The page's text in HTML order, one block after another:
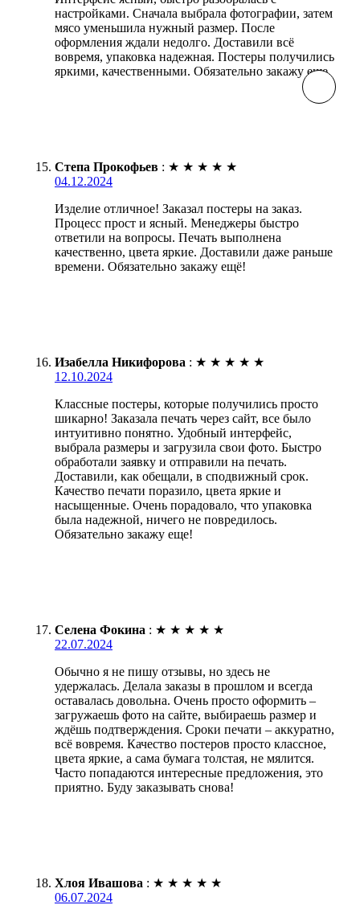
настройками. Сначала выбрала фотографии, затем
мясо уменьшила нужный размер. После
оформления ждали недолго. Доставили всё
вовремя, упаковка надежная. Постеры получились
яркими, качественными. Обязательно закажу еще.
Степа Прокофьев : ★ ★ ★ ★ ★
04.12.2024
Изделие отличное! Заказал постеры на заказ.
Процесс прост и ясный. Менеджеры быстро
ответили на вопросы. Печать выполнена
качественно, цвета яркие. Доставили даже раньше
времени. Обязательно закажу ещё!
Изабелла Никифорова : ★ ★ ★ ★ ★
12.10.2024
Классные постеры, которые получились просто
шикарно! Заказала печать через сайт, все было
интуитивно понятно. Удобный интерфейс,
выбрала размеры и загрузила свои фото. Быстро
обработали заявку и отправили на печать.
Доставили, как обещали, в сподвижный срок.
Качество печати поразило, цвета яркие и
насыщенные. Очень порадовало, что упаковка
была надежной, ничего не повредилось.
Обязательно закажу еще!
Селена Фокина : ★ ★ ★ ★ ★
22.07.2024
Обычно я не пишу отзывы, но здесь не
удержалась. Делала заказы в прошлом и всегда
оставалась довольна. Очень просто оформить –
загружаешь фото на сайте, выбираешь размер и
ждёшь подтверждения. Сроки печати – аккуратно,
всё вовремя. Качество постеров просто классное,
цвета яркие, а сама бумага толстая, не мялится.
Часто попадаются интересные предложения, это
приятно. Буду заказывать снова!
Хлоя Ивашова : ★ ★ ★ ★ ★
06.07.2024